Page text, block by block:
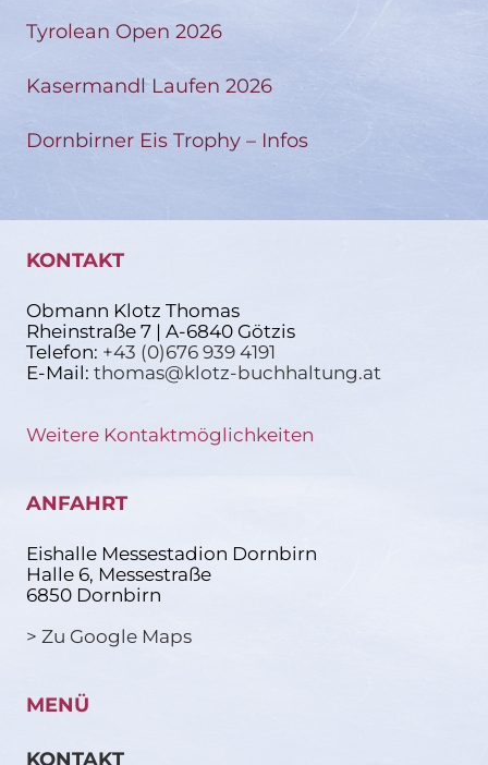
Tyrolean Open 2026
Kasermandl Laufen 2026
Dornbirner Eis Trophy – Infos
KONTAKT
Obmann Klotz Thomas
Rheinstraße 7 | A-6840 Götzis
Telefon: +43 (0)676 939 4191
E-Mail: thomas@klotz-buchhaltung.at
Weitere Kontaktmöglichkeiten
ANFAHRT
Eishalle Messestadion Dornbirn
Halle 6, Messestraße
6850 Dornbirn
> Zu Google Maps
MENÜ
KONTAKT